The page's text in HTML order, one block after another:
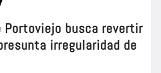
Portoviejo busca revertir
irregularidad de